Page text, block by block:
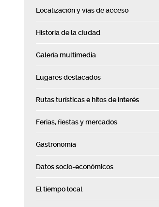
Localización y vías de acceso
Historia de la ciudad
Galería multimedia
Lugares destacados
Rutas turísticas e hitos de interés
Ferias, fiestas y mercados
Gastronomía
Datos socio-económicos
El tiempo local